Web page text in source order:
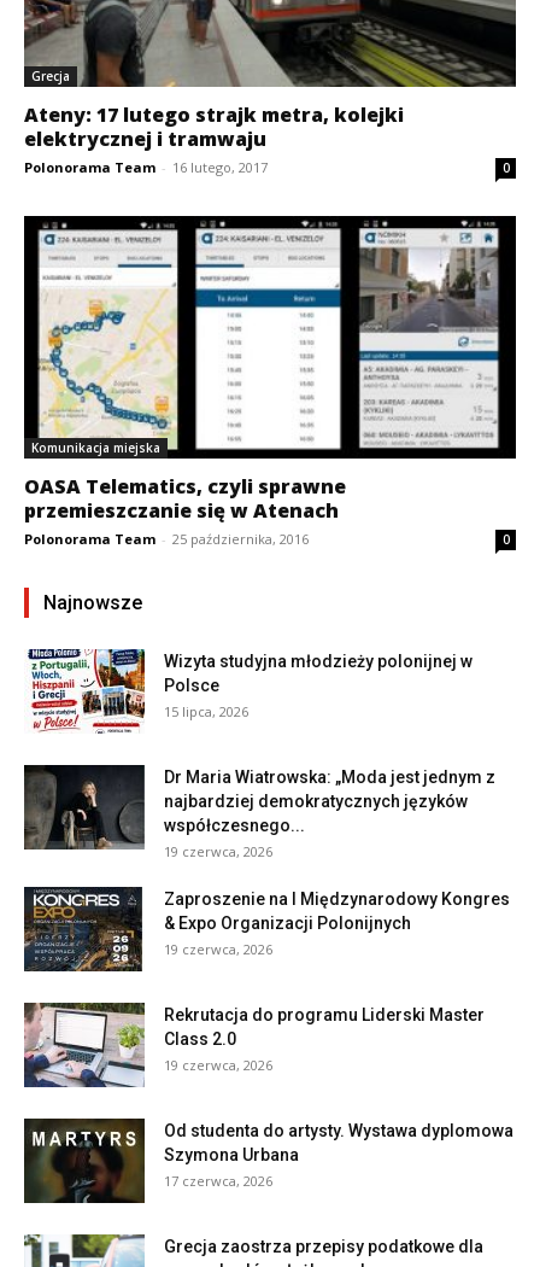
Grecja
Ateny: 17 lutego strajk metra, kolejki
elektrycznej i tramwaju
Polonorama Team - 16 lutego, 2017 0
Komunikacja miejska
OASA Telematics, czyli sprawne
przemieszczanie się w Atenach
Polonorama Team - 25 października, 2016 0
Najnowsze
Wizyta studyjna młodzieży polonijnej w
Polsce
15 lipca, 2026
Dr Maria Wiatrowska: „Moda jest jednym z
najbardziej demokratycznych języków
współczesnego...
19 czerwca, 2026
Zaproszenie na I Międzynarodowy Kongres
& Expo Organizacji Polonijnych
19 czerwca, 2026
Rekrutacja do programu Liderski Master
Class 2.0
19 czerwca, 2026
Od studenta do artysty. Wystawa dyplomowa
Szymona Urbana
17 czerwca, 2026
Grecja zaostrza przepisy podatkowe dla